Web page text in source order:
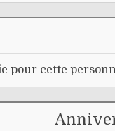
pour cette